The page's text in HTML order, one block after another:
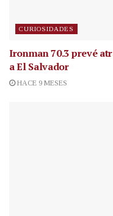
CURIOSIDADES
Ironman 70.3 prevé
a El Salvador
HACE 9 MESES